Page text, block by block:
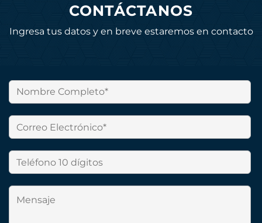
CONTÁCTANOS
Ingresa tus datos y en breve estaremos en contacto